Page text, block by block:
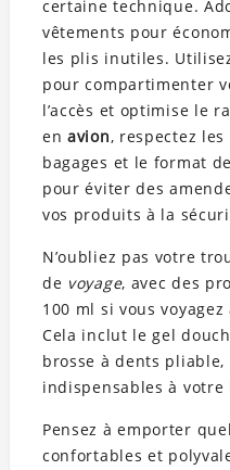
certaine technique.
vêtements pour
les plis inutiles.
pour compartimenter
l’accès et optimise le
enavion, respectez
bagages et le format
pour éviter des
vos produits à la
N’oubliez pas votre
de voyage, avec des
100 ml si vous
Cela inclut le gel
brosse à dents
indispensables à
Pensez à emporter
confortables et